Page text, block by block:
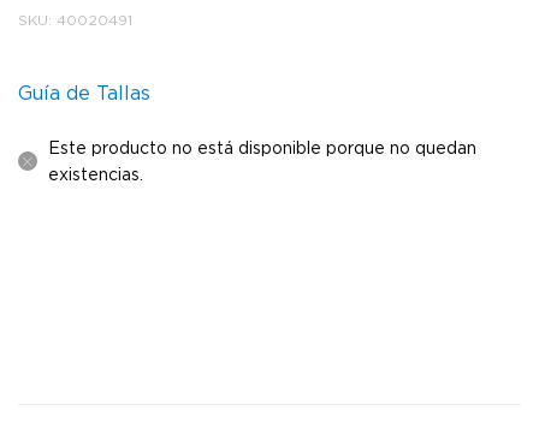
SKU: 40020491
Guía de Tallas
Este producto no está disponible porque no quedan
existencias.